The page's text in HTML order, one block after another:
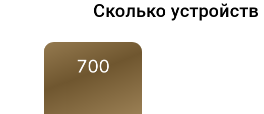
Сколько устройств
700